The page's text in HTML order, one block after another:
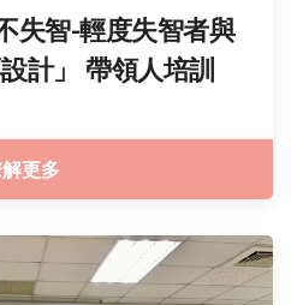
失智-輕度失智者與
計」 帶領人培訓
更多